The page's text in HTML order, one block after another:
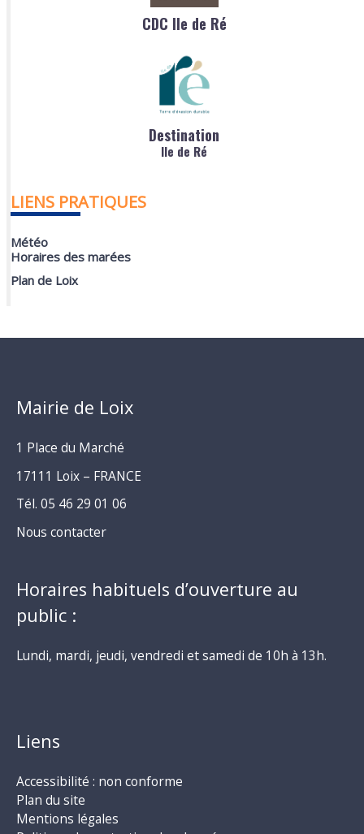
CDC Ile de Ré
Destination
Ile de Ré
LIENS PRATIQUES
Météo
Horaires des marées
Plan de Loix
Mairie de Loix
1 Place du Marché
17111 Loix – FRANCE
Tél. 05 46 29 01 06
Nous contacter
Horaires habituels d’ouverture au
public :
Lundi, mardi, jeudi, vendredi et samedi de 10h à 13h.
Liens
Accessibilité : non conforme
Plan du site
Mentions légales